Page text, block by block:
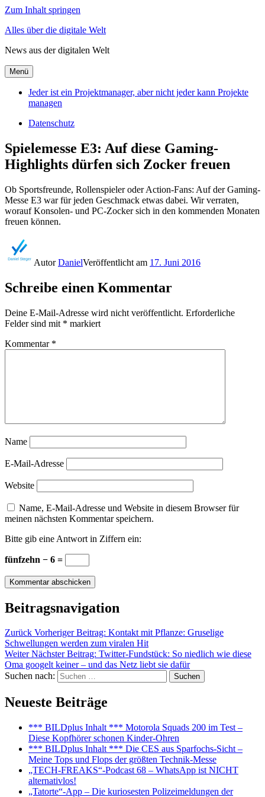
Zum Inhalt springen
Alles über die digitale Welt
News aus der digitalen Welt
Menü
Jeder ist ein Projektmanager, aber nicht jeder kann Projekte
managen
Datenschutz
Spielemesse E3: Auf diese Gaming-
Highlights dürfen sich Zocker freuen
Ob Sportsfreunde, Rollenspieler oder Action-Fans: Auf der Gaming-
Messe E3 war für jeden Geschmack etwas dabei. Wir verraten,
worauf Konsolen- und PC-Zocker sich in den kommenden Monaten
freuen können.
AutorDanielVeröffentlicht am 17. Juni 2016
Schreibe einen Kommentar
Deine E-Mail-Adresse wird nicht veröffentlicht. Erforderliche
Felder sind mit * markiert
Kommentar *
Name
E-Mail-Adresse
Website
Name, E-Mail-Adresse und Website in diesem Browser für
meinen nächsten Kommentar speichern.
Bitte gib eine Antwort in Ziffern ein:
fünfzehn − 6 =
Beitragsnavigation
Zurück Vorheriger Beitrag: Kontakt mit Pflanze: Gruselige
Schwellungen werden zum viralen Hit
Weiter Nächster Beitrag: Twitter-Fundstück: So niedlich wie diese
Oma googelt keiner – und das Netz liebt sie dafür
Suchen nach:
Suchen
Neueste Beiträge
*** BILDplus Inhalt *** Motorola Squads 200 im Test –
Diese Kopfhörer schonen Kinder-Ohren
*** BILDplus Inhalt *** Die CES aus Sparfochs-Sicht –
Meine Tops und Flops der größten Technik-Messe
„TECH-FREAKS“-Podcast 68 – WhatsApp ist NICHT
alternativlos!
„Tatorte“-App – Die kuriosesten Polizeimeldungen der